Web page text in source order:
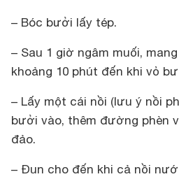
– Bóc bưởi lấy tép.
– Sau 1 giờ ngâm muối,
khoảng 10 phút đến khi vỏ
– Lấy một cái nồi (lưu ý nồi
bưởi vào, thêm đường phèn
đảo.
– Đun cho đến khi cả nồi